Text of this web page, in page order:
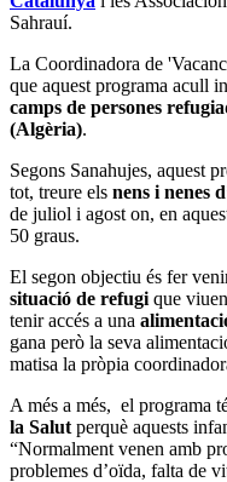
Sahrauí.
La Coordinadora de
que aquest programa acull
camps de persones
(Algèria).
Segons Sanahujes, aquest
tot, treure els nens i nenes
de juliol i agost on, en
50 graus.
El segon objectiu és fer
situació de refugi que
tenir accés a una
gana però la seva
matisa la pròpia
A més a més, el programa
la Salut perquè aquests
“Normalment venen amb
problemes d’oïda, falta de